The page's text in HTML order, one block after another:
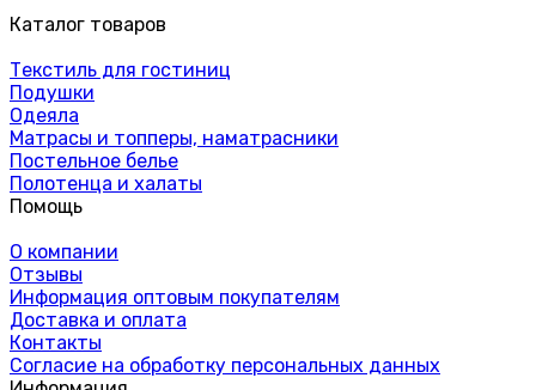
Каталог товаров
Текстиль для гостиниц
Подушки
Одеяла
Матрасы и топперы, наматрасники
Постельное белье
Полотенца и халаты
Помощь
О компании
Отзывы
Информация оптовым покупателям
Доставка и оплата
Контакты
Согласие на обработку персональных данных